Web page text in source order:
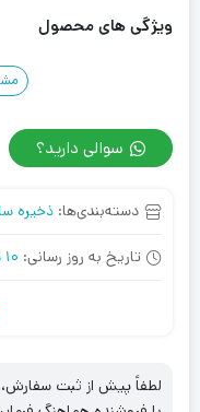
ویژگی های محصول
سوالی دارید؟
دسته‌بندی‌ها: ذخیره
تاریخ به روز رسانی: 10 دی 1403
لطفاً پیش از ثبت